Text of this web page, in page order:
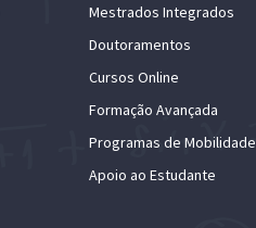
Mestrados Integrados
Doutoramentos
Cursos Online
Formação Avançada
Programas de Mobilidade
Apoio ao Estudante